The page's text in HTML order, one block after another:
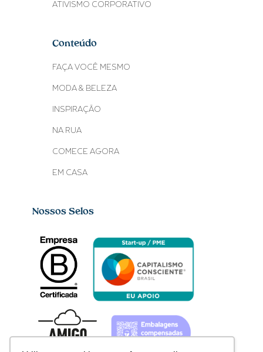
ATIVISMO CORPORATIVO
Conteúdo
FAÇA VOCÊ MESMO
MODA & BELEZA
INSPIRAÇÃO
NA RUA
COMECE AGORA
EM CASA
Nossos Selos